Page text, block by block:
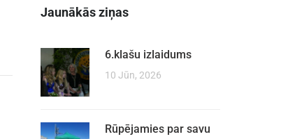
Jaunākās ziņas
6.klašu izlaidums
10 Jūn, 2026
Rūpējamies par savu